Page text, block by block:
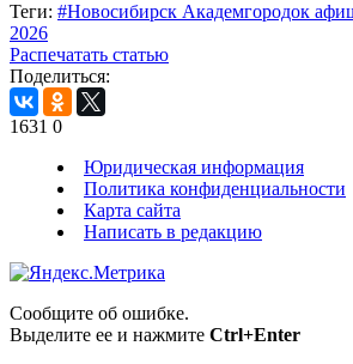
Теги: #Новосибирск Академгородок
2026
Распечатать статью
Поделиться:
1631 0
Юридическая информация
Политика конфиденциальности
Карта сайта
Написать в редакцию
Сообщите об ошибке.
Выделите ее и нажмите Ctrl+Enter